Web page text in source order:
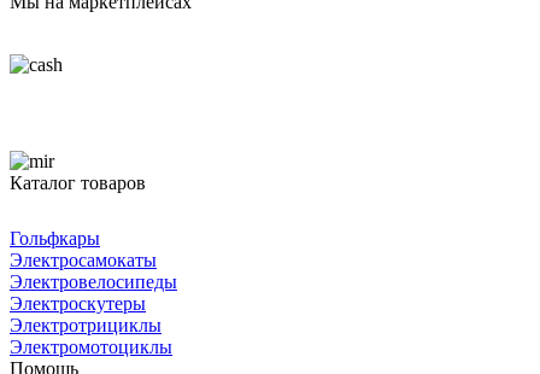
Каталог товаров
Гольфкары
Электросамокаты
Электровелосипеды
Электроскутеры
Электротрициклы
Электромотоциклы
Помощь